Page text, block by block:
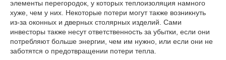
элементы перегородок, у которых теплоизоляция намного
хуже, чем у них. Некоторые потери могут также возникнуть
из-за оконных и дверных столярных изделий. Сами
инвесторы также несут ответственность за убытки, если они
потребляют больше энергии, чем им нужно, или если они не
заботятся о предотвращении потери тепла.